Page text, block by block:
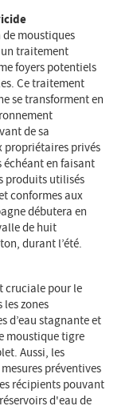
moustiques
traitement
foyers potentiels
Ce traitement
se transforment en
de sa
privés
échéant en faisant
produits utilisés
conformes aux
débutera en
de huit
durant l’été.
cruciale pour le
zones
d’eau stagnante et
moustique tigre
Aussi, les
préventives
récipients pouvant
d'eau de